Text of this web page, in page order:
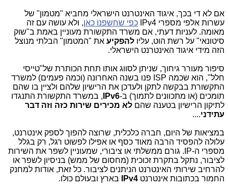
אם לא די בכך, איגוד האינטרנט הישראלי מחביא "מטמון" של
עשרות אלפי מספרי IPv4 כפי שחשפנו כאן, ולא עושה עם זה
מאומה. לעניות דעתי, אם משרד התקשורת מעוניין באמת ב"שוק
סיטונאי" על רשת הוט, עליו להפקיע את "המטמון" הבלתי מנוצל
הזה מידי איגוד האינטרנט הישראלי.
סיפור מעורר גיחוך, שניתן לסווג אותו תחת הכותרת של"טייסי
חלל", הוא שכמה ISP פנו בשנה האחרונה (וכמה פעמים) למשרד
התקשורת בבקשה לתקן ולעדכן את הרישיון שלהם ולציין בו שהם
תומכים (או מתכוונים לתמוך) ב-IPv6 , במשרד התקשורת התנגדו
לתיקון הרישיון בטענה שהם לא מכירים שירות כזה וזה דבר
עתידני....
במציאות של היום, חברה כלכלית, שרוצה להפוך לספק אינטרנט,
עלולה להפסיד הרבה מאוד כסף או אפילו לפשוט רגל, רק בגלל
מספרי ה-IP. גורם ממשלתי או ציבורי, שמעוניין לשפר את השירות
לציבור, נתקל בתקרת זכוכית (מחסום של ממש) בניסיון לשפר או
להרחיב שירותי האינטרנט הניתנים לציבור. כל זאת, אודות למחנק
החמור בכתובות אינטרנט IPv4 בארץ ובעולם כולו.